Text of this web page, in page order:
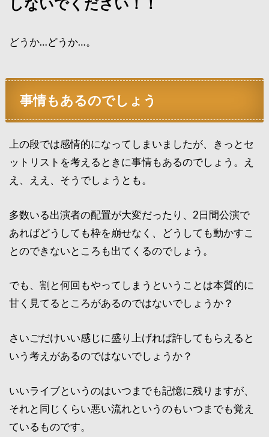
しないでください！！
どうか…どうか…。
事情もあるのでしょう
上の段では感情的になってしまいましたが、きっとセ
ットリストを考えるときに事情もあるのでしょう。え
え、ええ、そうでしょうとも。
多数いる出演者の配置が大変だったり、2日間公演で
あればどうしても枠を崩せなく、どうしても動かすこ
とのできないところも出てくるのでしょう。
でも、割と何回もやってしまうということは本質的に
甘く見てるところがあるのではないでしょうか？
さいごだけいい感じに盛り上げれば許してもらえると
いう考えがあるのではないでしょうか？
いいライブというのはいつまでも記憶に残りますが、
それと同じくらい悪い流れというのもいつまでも覚え
ているものです。